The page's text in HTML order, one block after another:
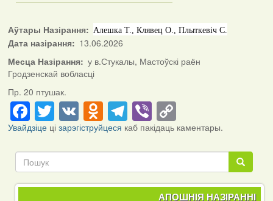
Аўтары Назірання Алешка Т., Клявец О., Плыткевіч С.
Дата назірання
13.06.2026
Месца Назірання
у в.Стукалы, Мастоўскі раён
Гродзенскай вобласці
Пр. 20 птушак.
Facebook
Twitter
VKOdnoklassniki
Telegram
ViberCopy
Link
Увайдзіцеці зарэгіструйцеся каб пакідаць каментары.
Пошук
Пошук
АПОШНІЯ НАЗІРАННІ